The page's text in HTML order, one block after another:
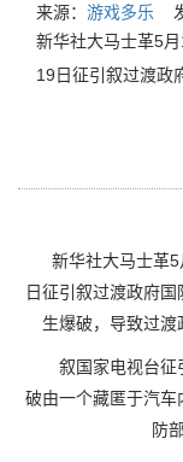
来源： 游戏多乐
新华社大马士革5
19日征引叙过渡政
新华社大马士革5
日征引叙过渡政府
生爆破，导致过渡
叙国家电视台征
破由一个藏匿于汽车
防